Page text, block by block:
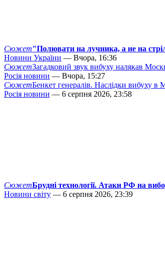
Сюжет"Полювати на лучника, а не на
Новини України — Вчора, 16:36
СюжетЗагадковий звук вибуху налякав
Росія новини — Вчора, 15:27
СюжетБенкет генералів. Наслідки вибуху в
Росія новини — 6 серпня 2026, 23:58
СюжетБрудні технології. Атаки РФ на
Новини світу — 6 серпня 2026, 23:39